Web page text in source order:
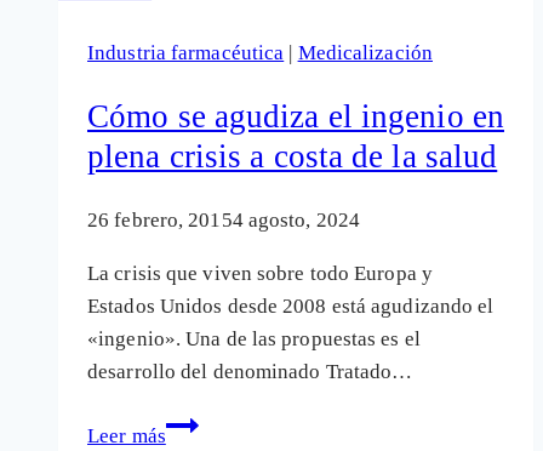
Industria farmacéutica Medicalización
Cómo se agudiza el ingenio en
plena crisis a costa de la salud
26 febrero, 20154 agosto, 2024
La crisis que viven sobre todo Europa y
Estados Unidos desde 2008 está agudizando el
«ingenio». Una de las propuestas es el
desarrollo del denominado Tratado…
Leer más
Cómo